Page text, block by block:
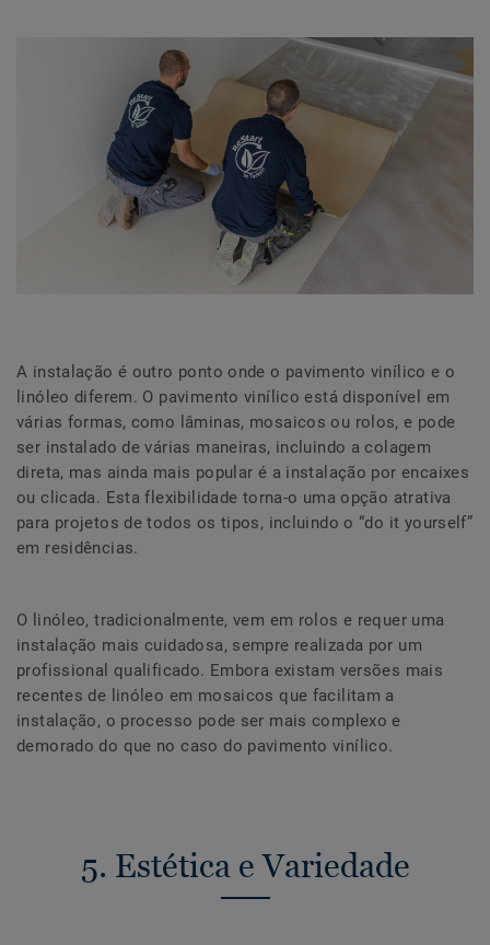
A instalação é outro ponto onde o pavimento vinílico e o
linóleo diferem. O pavimento vinílico está disponível em
várias formas, como lâminas, mosaicos ou rolos, e pode
ser instalado de várias maneiras, incluindo a colagem
direta, mas ainda mais popular é a instalação por encaixes
ou clicada. Esta flexibilidade torna-o uma opção atrativa
para projetos de todos os tipos, incluindo o “do it yourself”
em residências.
O linóleo, tradicionalmente, vem em rolos e requer uma
instalação mais cuidadosa, sempre realizada por um
profissional qualificado. Embora existam versões mais
recentes de linóleo em mosaicos que facilitam a
instalação, o processo pode ser mais complexo e
demorado do que no caso do pavimento vinílico.
5. Estética e Variedade